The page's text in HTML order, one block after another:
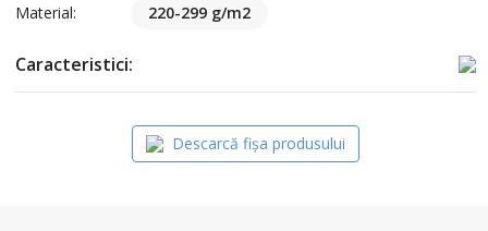
Material: 220-299 g/m2
Caracteristici:
Descarcă fișa produsului